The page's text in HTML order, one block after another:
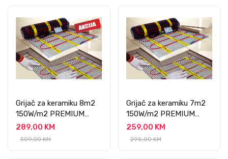
Grijač za keramiku 8m2
150W/m2 PREMIUM
PROFESSIONAL
289,00 KM
309,00 KM
Grijač za keramiku 7m2
150W/m2 PREMIUM
PROFESSIONAL
259,00 KM
295,00 KM